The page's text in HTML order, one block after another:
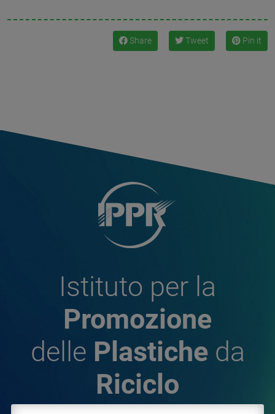
Share Tweet Pin it
Istituto per la
Promozione
delle Plastiche da
Riciclo